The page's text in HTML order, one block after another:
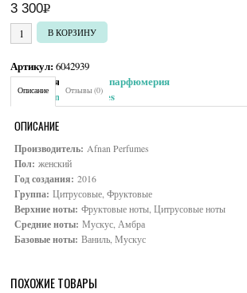
3 300Р
УБ.
Количество товара Afnan Supremacy Pour Femme Purple
В КОРЗИНУ
Артикул:6042939
Категория:
Женская парфюмерия
Brand:Afnan Perfumes
Описание Отзывы (0)
ОПИСАНИЕ
Производитель: Afnan Perfumes
Пол: женский
Год создания: 2016
Группа:Цитрусовые, Фруктовые
Верхние ноты: Фруктовые ноты, Цитрусовые ноты
Средние ноты: Мускус, Амбра
Базовые ноты: Ваниль, Мускус
ПОХОЖИЕ ТОВАРЫ